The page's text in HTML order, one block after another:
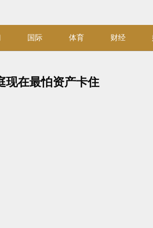
国际 体育 财经
现在最怕资产卡住